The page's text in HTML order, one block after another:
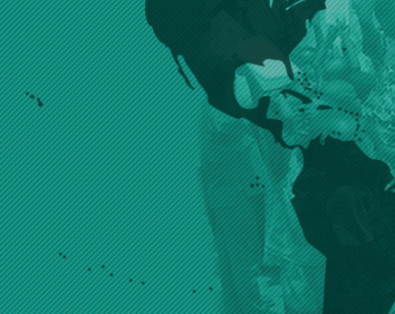
Aller
au
contenu